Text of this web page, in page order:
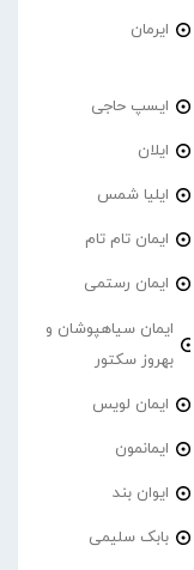
ایرمان
ایسپ حاجی
ایلان
ایلیا شمس
ایمان تام تام
ایمان رستمی
ایمان سیاهپوشان و
بهروز سکتور
ایمان لویس
ایمانمون
ایوان بند
بابک سلیمی